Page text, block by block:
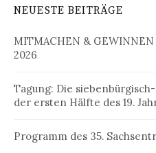
NEUESTE BEITRÄGE
MITMACHEN &
2026
Tagung: Die
der ersten Hälfte des 19.
Programm des 35.